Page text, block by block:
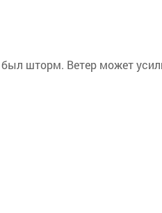
шторм. Ветер может